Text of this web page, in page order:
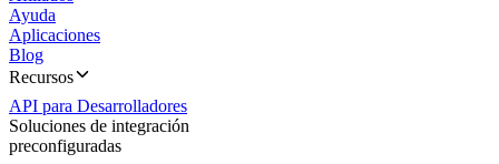
Ayuda
Aplicaciones
Blog
Recursos
API para Desarrolladores
Soluciones de integración
preconfiguradas